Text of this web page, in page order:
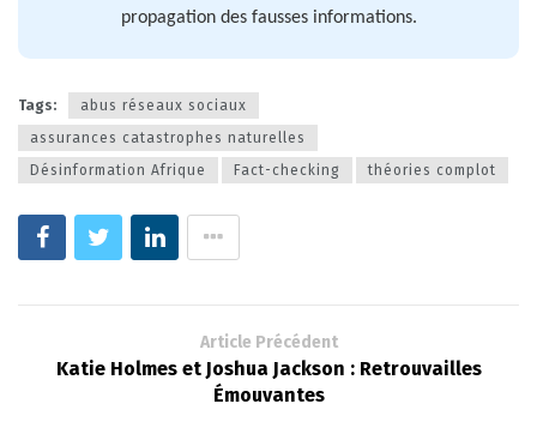
propagation des fausses informations.
Tags:
abus réseaux sociaux
assurances catastrophes naturelles
Désinformation Afrique
Fact-checking théories complot
Article Précédent
Katie Holmes et Joshua Jackson : Retrouvailles
Émouvantes